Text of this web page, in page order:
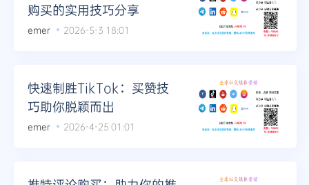
购买的实用技巧分享
emer 2026-5-3 18:01
快速制胜TikTok：买赞技
巧助你脱颖而出
emer 2026-4-25 01:01